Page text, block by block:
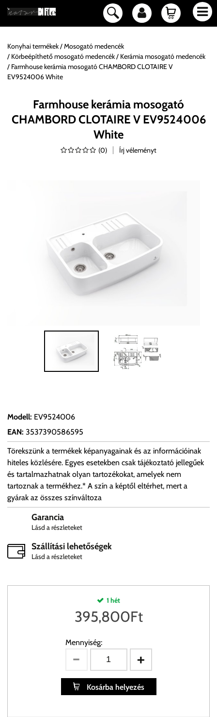
Konyhai termékek
Mosogató medencék
Körbeépíthető mosogató medencék
Kerámia mosogató medencék
Farmhouse kerámia mosogató CHAMBORD CLOTAIRE V
EV9524006 White
Farmhouse kerámia mosogató
CHAMBORD CLOTAIRE V EV9524006
White
(0) Írj véleményt
Modell: EV9524006
EAN: 3537390586595
Törekszünk a termékek képanyagainak és az információinak
hiteles közlésére. Egyes esetekben csak tájékoztató jellegűek
és tartalmazhatnak olyan tartozékokat, amelyek nem
tartoznak a termékhez.* A szín a képtől eltérhet, mert a
gyárak az összes színváltoza
Garancia
Lásd a részleteket
Szállítási lehetőségek
Lásd a részleteket
1 hét
395,800Ft
Mennyiség:
Kosárba helyezés